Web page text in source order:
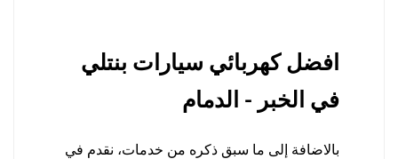
افضل كهربائي سيارات بنتلي
في الخبر - الدمام
بالاضافة إلى ما سبق ذكره من خدمات، نقدم في